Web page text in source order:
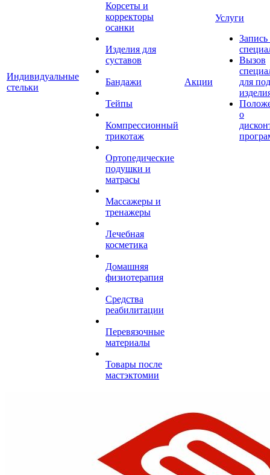
Индивидуальные
стельки
Корсеты и
корректоры
осанки
Изделия для
суставов
Бандажи
Тейпы
Компрессионный
трикотаж
Ортопедические
подушки и
матрасы
Массажеры и
тренажеры
Лечебная
косметика
Домашняя
физиотерапия
Средства
реабилитации
Перевязочные
материалы
Товары после
мастэктомии
Акции
Услуги
Запись
Вызов
для
о